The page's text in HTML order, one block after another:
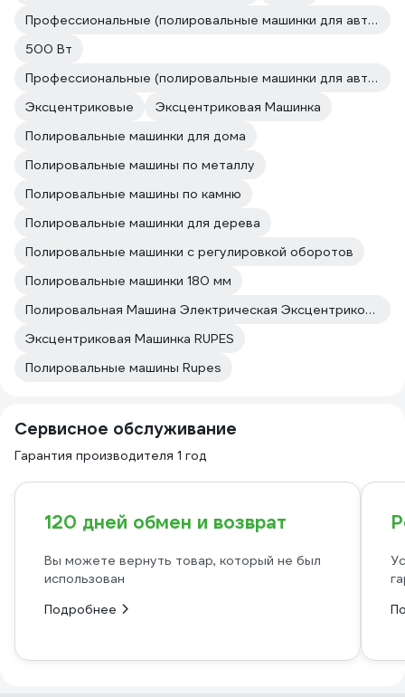
Профессиональные (полировальные машинки для авто)
500 Вт
Профессиональные (полировальные машинки для авто)
Эксцентриковые
Эксцентриковая Машинка
Полировальные машинки для дома
Полировальные машины по металлу
Полировальные машины по камню
Полировальные машинки для дерева
Полировальные машинки с регулировкой оборотов
Полировальные машинки 180 мм
Полировальная Машина Электрическая Эксцентриковая
Эксцентриковая Машинка RUPES
Полировальные машины Rupes
Сервисное обслуживание
Гарантия производителя 1 год
120 дней обмен и возврат
Вы можете вернуть товар, который не был
использован
Подробнее